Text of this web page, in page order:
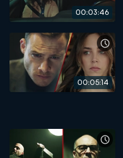
00:03:46
00:05:14